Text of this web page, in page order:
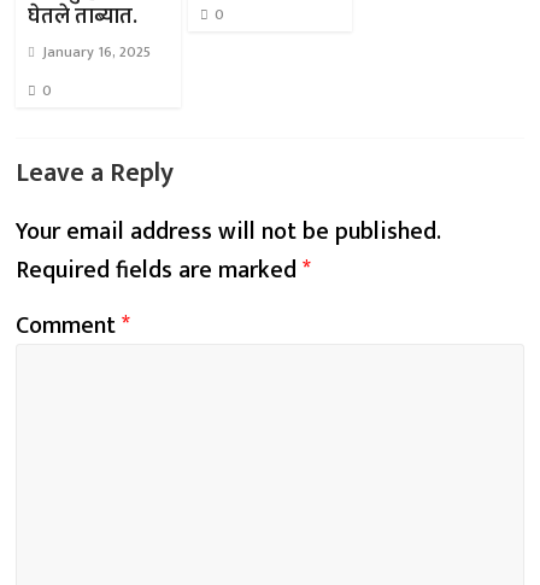
घेतले ताब्यात.
January 16, 2025
0
0
Leave a Reply
Your email address will not be published.
Required fields are marked*
Comment*